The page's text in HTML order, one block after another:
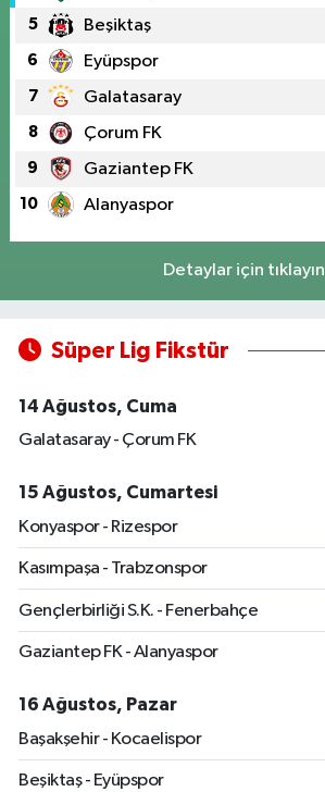
5 Beşiktaş
6 Eyüpspor
7 Galatasaray
8 Çorum FK
9 Gaziantep FK
10 Alanyaspor
Detaylar için tıklayın
Süper Lig Fikstür
14 Ağustos, Cuma
Galatasaray - Çorum FK
15 Ağustos, Cumartesi
Konyaspor - Rizespor
Kasımpaşa - Trabzonspor
Gençlerbirliği S.K. - Fenerbahçe
Gaziantep FK - Alanyaspor
16 Ağustos, Pazar
Başakşehir - Kocaelispor
Beşiktaş - Eyüpspor